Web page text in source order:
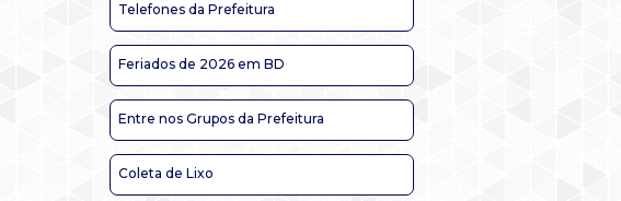
Telefones da Prefeitura
Feriados de 2026 em BD
Entre nos Grupos da Prefeitura
Coleta de Lixo